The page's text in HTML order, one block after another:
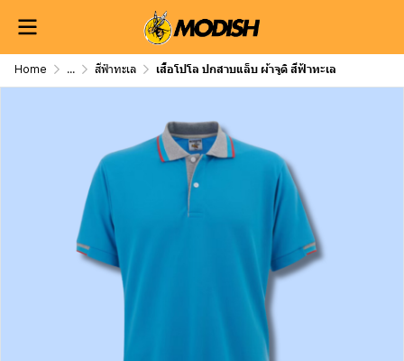
Home ... สีฟ้าทะเล เสื้อโปโล ปกสาบแล็บ ผ้าจูติ สีฟ้าทะเล